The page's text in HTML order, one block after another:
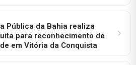
Pública da Bahia realiza
para reconhecimento de
em Vitória da Conquista